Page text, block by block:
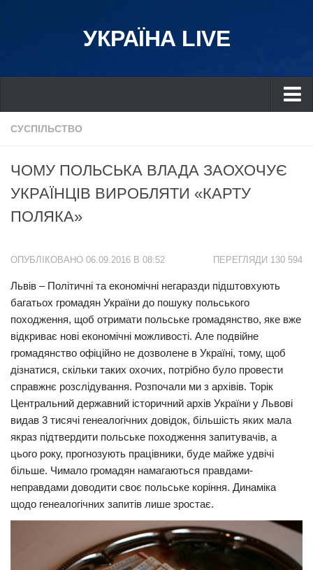
УКРАЇНА LIVE
Україна
Дніпро
Львів
Івано-Франківськ
Донбас
Одеса
Прикарпаття
Економіка
Політика
Світ
Цікаво
Наука
Технології
Історії
Привітання
СУСПІЛЬСТВО
ЧОМУ ПОЛЬСЬКА ВЛАДА ЗАОХОЧУЄ
УКРАЇНЦІВ ВИРОБЛЯТИ «КАРТУ
ПОЛЯКА»
ПЕРЕГЛЯДИ 130 594
ОПУБЛІКОВАНО 06.09.2016 В 08:52
Львів – Політичні та економічні негаразди підштовхують
багатьох громадян України до пошуку польського
походження, щоб отримати польське громадянство, яке вже
відкриває нові економічні можливості. Але подвійне
громадянство офіційно не дозволене в Україні, тому, щоб
дізнатися, скільки таких охочих, потрібно було провести
справжнє розслідування. Розпочали ми з архівів. Торік
Центральний державний історичний архів України у Львові
видав 3 тисячі генеалогічних довідок, більшість яких мала
якраз підтвердити польське походження запитувачів, а
цього року, прогнозують працівники, буде майже удвічі
більше. Чимало громадян намагаються правдами-
неправдами доводити своє польське коріння. Динаміка
щодо генеалогічних запитів лише зростає.